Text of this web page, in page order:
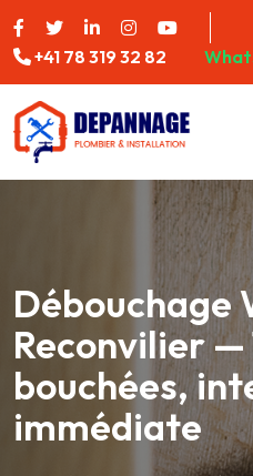
+41 78 319 32 82
Débouchage
Reconvilier —
bouchées,
immédiate